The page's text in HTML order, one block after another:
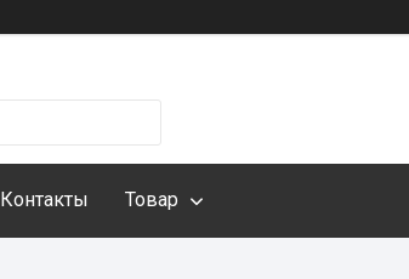
Контакты Товар